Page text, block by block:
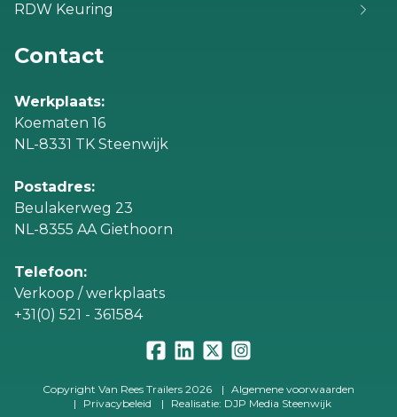
RDW Keuring
Contact
Werkplaats:
Koematen 16
NL-8331 TK Steenwijk
Postadres:
Beulakerweg 23
NL-8355 AA Giethoorn
Telefoon:
Verkoop / werkplaats
+31(0) 521 - 361584
Copyright Van Rees Trailers 2026 | Algemene voorwaarden
|
Privacybeleid | Realisatie: DJP Media Steenwijk